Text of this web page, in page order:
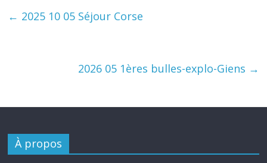
← 2025 10 05 Séjour Corse
2026 05 1ères bulles-explo-Giens →
À propos